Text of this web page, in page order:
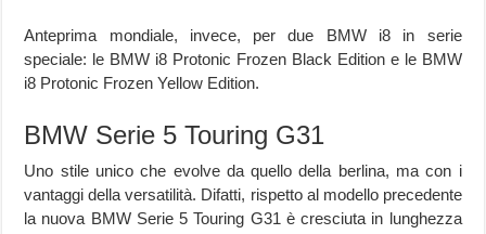
Anteprima mondiale, invece, per due BMW i8 in serie
speciale: le BMW i8 Protonic Frozen Black Edition e le BMW
i8 Protonic Frozen Yellow Edition.
BMW Serie 5 Touring G31
Uno stile unico che evolve da quello della berlina, ma con i
vantaggi della versatilità. Difatti, rispetto al modello precedente
la nuova BMW Serie 5 Touring G31 è cresciuta in lunghezza